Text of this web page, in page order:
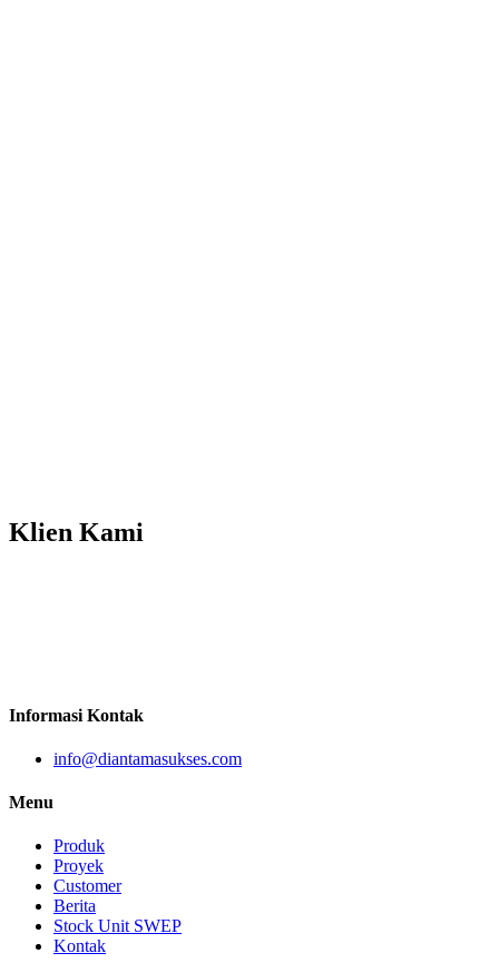
Klien Kami
Informasi Kontak
info@diantamasukses.com
Menu
Produk
Proyek
Customer
Berita
Stock Unit SWEP
Kontak